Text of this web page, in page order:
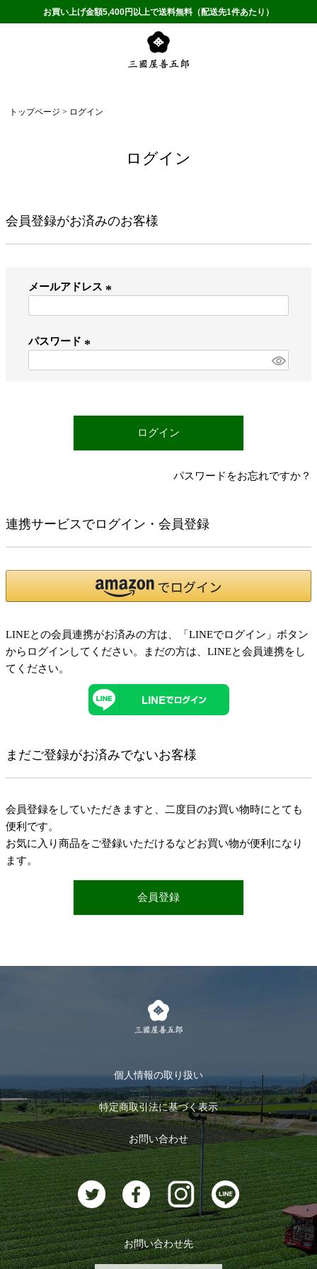
お買い上げ金額5,400円以上で送料無料（配送先1件あたり）
トップページ ログイン
ログイン
会員登録がお済みのお客様
メールアドレス
パスワード
)
ログイン
パスワードをお忘れですか？
連携サービスでログイン・会員登録
LINEとの会員連携がお済みの方は、「LINEでログイン」ボタン
からログインしてください。まだの方は、 LINEと会員連携をし
てください。
まだご登録がお済みでないお客様
会員登録をしていただきますと、二度目のお買い物時にとても
便利です。
お気に入り商品をご登録いただけるなどお買い物が便利になり
ます。
会員登録
個人情報の取り扱い
特定商取引法に基づく表示
お問い合わせ
お問い合わせ先